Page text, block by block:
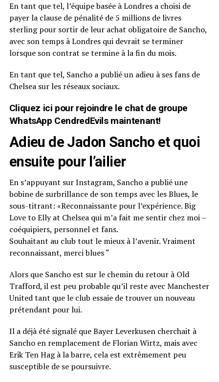
En tant que tel, l’équipe basée à Londres a choisi de
payer la clause de pénalité de 5 millions de livres
sterling pour sortir de leur achat obligatoire de Sancho,
avec son temps à Londres qui devrait se terminer
lorsque son contrat se termine à la fin du mois.
En tant que tel, Sancho a publié un adieu à ses fans de
Chelsea sur les réseaux sociaux.
Cliquez ici pour rejoindre le chat de groupe
WhatsApp CendredEvils maintenant!
Adieu de Jadon Sancho et quoi
ensuite pour l’ailier
En s’appuyant sur Instagram, Sancho a publié une
bobine de surbrillance de son temps avec les Blues, le
sous-titrant: «Reconnaissante pour l’expérience. Big
Love to Elly at Chelsea qui m’a fait me sentir chez moi –
coéquipiers, personnel et fans.
Souhaitant au club tout le mieux à l’avenir. Vraiment
reconnaissant, merci blues “
Alors que Sancho est sur le chemin du retour à Old
Trafford, il est peu probable qu’il reste avec Manchester
United tant que le club essaie de trouver un nouveau
prétendant pour lui.
Il a déjà été signalé que Bayer Leverkusen cherchait à
Sancho en remplacement de Florian Wirtz, mais avec
Erik Ten Hag à la barre, cela est extrêmement peu
susceptible de se poursuivre.